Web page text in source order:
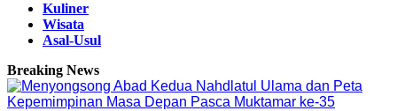
Kuliner
Wisata
Asal-Usul
Breaking News